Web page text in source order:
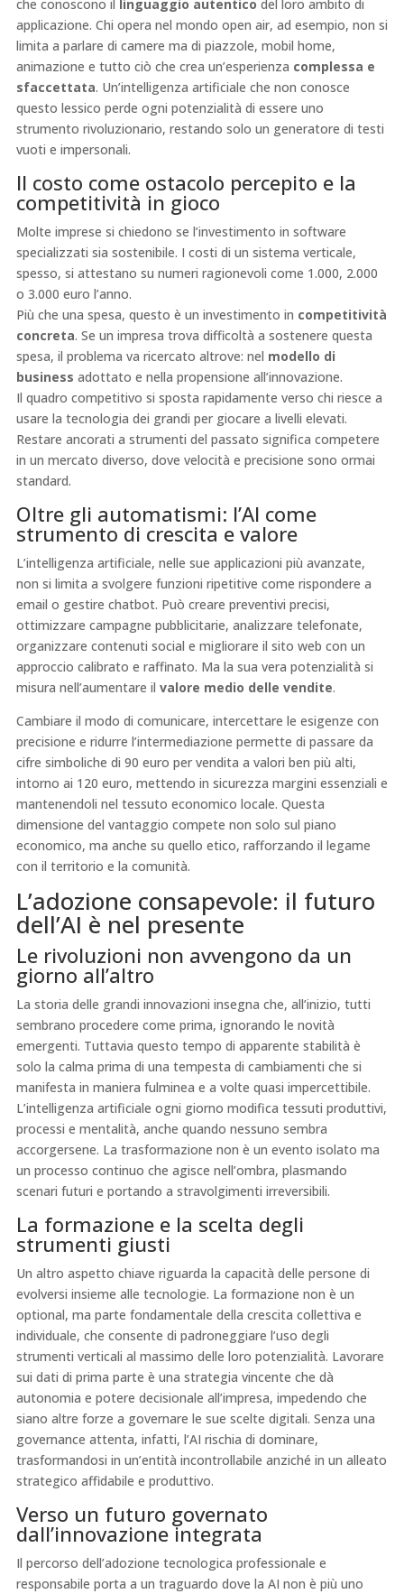
che conoscono il linguaggio autentico del loro ambito di
applicazione. Chi opera nel mondo open air, ad esempio, non si
limita a parlare di camere ma di piazzole, mobil home,
animazione e tutto ciò che crea un’esperienza complessa e
sfaccettata. Un’intelligenza artificiale che non conosce
questo lessico perde ogni potenzialità di essere uno
strumento rivoluzionario, restando solo un generatore di testi
vuoti e impersonali.
Il costo come ostacolo percepito e la
competitività in gioco
Molte imprese si chiedono se l’investimento in software
specializzati sia sostenibile. I costi di un sistema verticale,
spesso, si attestano su numeri ragionevoli come 1.000, 2.000
o 3.000 euro l’anno.
Più che una spesa, questo è un investimento in competitività
concreta. Se un impresa trova difficoltà a sostenere questa
spesa, il problema va ricercato altrove: nel modello di
business adottato e nella propensione all’innovazione.
Il quadro competitivo si sposta rapidamente verso chi riesce a
usare la tecnologia dei grandi per giocare a livelli elevati.
Restare ancorati a strumenti del passato significa competere
in un mercato diverso, dove velocità e precisione sono ormai
standard.
Oltre gli automatismi: l’AI come
strumento di crescita e valore
L’intelligenza artificiale, nelle sue applicazioni più avanzate,
non si limita a svolgere funzioni ripetitive come rispondere a
email o gestire chatbot. Può creare preventivi precisi,
ottimizzare campagne pubblicitarie, analizzare telefonate,
organizzare contenuti social e migliorare il sito web con un
approccio calibrato e raffinato. Ma la sua vera potenzialità si
misura nell’aumentare il valore medio delle vendite.
Cambiare il modo di comunicare, intercettare le esigenze con
precisione e ridurre l’intermediazione permette di passare da
cifre simboliche di 90 euro per vendita a valori ben più alti,
intorno ai 120 euro, mettendo in sicurezza margini essenziali e
mantenendoli nel tessuto economico locale. Questa
dimensione del vantaggio compete non solo sul piano
economico, ma anche su quello etico, rafforzando il legame
con il territorio e la comunità.
L’adozione consapevole: il futuro
dell’AI è nel presente
Le rivoluzioni non avvengono da un
giorno all’altro
La storia delle grandi innovazioni insegna che, all’inizio, tutti
sembrano procedere come prima, ignorando le novità
emergenti. Tuttavia questo tempo di apparente stabilità è
solo la calma prima di una tempesta di cambiamenti che si
manifesta in maniera fulminea e a volte quasi impercettibile.
L’intelligenza artificiale ogni giorno modifica tessuti produttivi,
processi e mentalità, anche quando nessuno sembra
accorgersene. La trasformazione non è un evento isolato ma
un processo continuo che agisce nell’ombra, plasmando
scenari futuri e portando a stravolgimenti irreversibili.
La formazione e la scelta degli
strumenti giusti
Un altro aspetto chiave riguarda la capacità delle persone di
evolversi insieme alle tecnologie. La formazione non è un
optional, ma parte fondamentale della crescita collettiva e
individuale, che consente di padroneggiare l’uso degli
strumenti verticali al massimo delle loro potenzialità. Lavorare
sui dati di prima parte è una strategia vincente che dà
autonomia e potere decisionale all’impresa, impedendo che
siano altre forze a governare le sue scelte digitali. Senza una
governance attenta, infatti, l’AI rischia di dominare,
trasformandosi in un’entità incontrollabile anziché in un alleato
strategico affidabile e produttivo.
Verso un futuro governato
dall’innovazione integrata
Il percorso dell’adozione tecnologica professionale e
responsabile porta a un traguardo dove la AI non è più uno